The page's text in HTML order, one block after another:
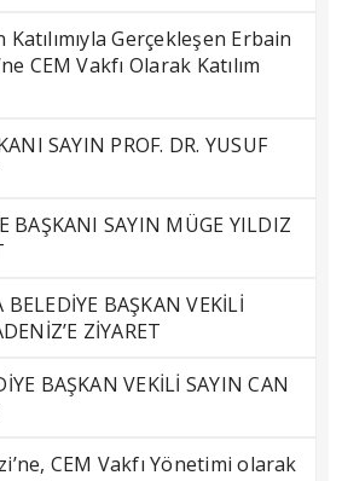
Katılımıyla Gerçekleşen Erbain
CEM Vakfı Olarak Katılım
SAYIN PROF. DR. YUSUF
BAŞKANI SAYIN MÜGE YILDIZ
BAŞKAN VEKİLİ
ZİYARET
BAŞKAN VEKİLİ SAYIN CAN
CEM Vakfı Yönetimi olarak